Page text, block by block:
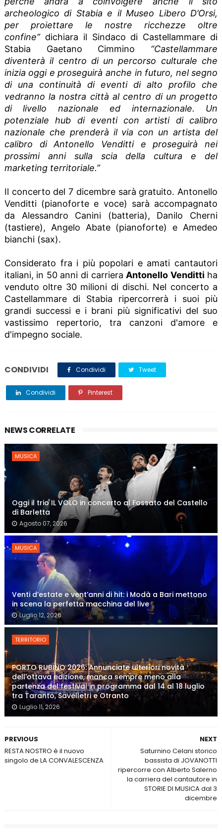
archeologico di Stabia e il Museo Libero D’Orsi,
per proiettare le nostre ricchezze oltre
confine” dichiara il Sindaco di Castellammare di
Stabia Gaetano Cimmino “Castellammare
diventerà il centro di un percorso culturale che
inizia oggi e proseguirà anche in futuro, nel segno
di una continuità di eventi di alto profilo che
vedranno la nostra città al centro di un progetto
di livello nazionale ed internazionale. Un
potenziale hub di eventi con artisti di calibro
nazionale che prenderà il via con un artista del
calibro di Antonello Venditti e proseguirà nei
prossimi anni sulla scia della cultura e del
marketing territoriale.”
Il concerto del 7 dicembre sarà gratuito. Antonello
Venditti (pianoforte e voce) sarà accompagnato
da Alessandro Canini (batteria), Danilo Cherni
(tastiere), Angelo Abate (pianoforte) e Amedeo
bianchi (sax).
Considerato fra i più popolari e amati cantautori
italiani, in 50 anni di carriera Antonello Venditti ha
venduto oltre 30 milioni di dischi. Nel concerto a
Castellammare di Stabia ripercorrerà i suoi più
grandi successi e i brani più significativi del suo
vastissimo repertorio, tra canzoni d'amore e
d'impegno sociale.
CONDIVIDI Condividi Tweet
Condividi Pinterest
NEWS CORRELATE
MUSICA
Oggi il trio IL VOLO in concerto al Fossato del Castello
di Barletta
Agosto 07, 2026
MUSICA
Venti d’estate e vent’anni di hit: i Modà a Bari mettono
in scena la perfetta macchina del live
Luglio 12, 2026
TERRITORIO
PORTO RUBINO 2026: Annunciate ulteriori novità
dell'ottava edizione, manca sempre meno alla
partenza del festival in programma dal 14 al 18 luglio
tra Taranto, Savelletri e Otranto
Luglio 11, 2026
NEXT
Saturnino Celani storico
bassista di JOVANOTTI
ripercorre con Alberto Salerno
la carriera del cantautore in
STORIE DI MUSICA dal 3
dicembre
PREVIOUS
RESTA NOSTRO è il nuovo
singolo de LA CONVALESCENZA